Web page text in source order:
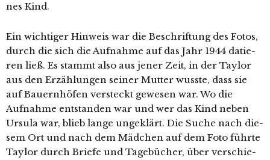
nes Kind.
Ein wich­ti­ger Hinweis war die Beschriftung des Fotos,
durch die sich die Aufnahme auf das Jahr 1944 datie­
ren ließ. Es stammt also aus jener Zeit, in der Taylor
aus den Erzählungen sei­ner Mutter wuss­te, dass sie
auf Bauernhöfen ver­steckt gewe­sen war. Wo die
Aufnahme ent­stan­den war und wer das Kind neben
Ursula war, blieb lan­ge unge­klärt. Die Suche nach die­
sem Ort und nach dem Mädchen auf dem Foto führ­te
Taylor durch Briefe und Tagebücher, über ver­schie­